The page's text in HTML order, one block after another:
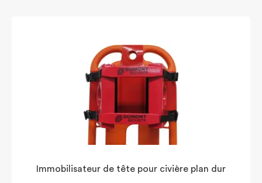
Immobilisateur de tête pour civière plan dur